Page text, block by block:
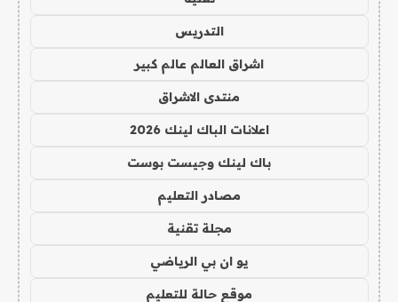
التدريس
اشراق العالم عالم كبير
منتدى الاشراق
اعلانات الباك لينك 2026
باك لينك وجيست بوست
مصادر التعليم
مجلة تقنية
يو ان بي الرياضي
موقع حالة للتعليم